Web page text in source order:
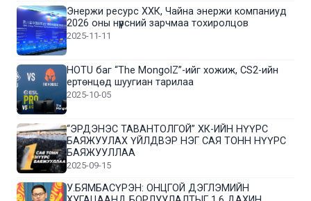
Энержи ресурс ХХК, Чайна энержи компаниуд
2026 оны нүүрсний зарчмаа тохиролцов
2025-11-11
HOTU баг “The MongolZ”-ийг хожиж, CS2-ийн
ертөнцөд шуугиан тарилаа
2025-10-05
“ЭРДЭНЭС ТАВАНТОЛГОЙ” ХК-ИЙН НҮҮРС
БАЯЖУУЛАХ ҮЙЛДВЭР НЭГ САЯ ТОНН НҮҮРС
БАЯЖУУЛЛАА
2025-09-15
У.БЯМБАСҮРЭН: ОНЦГОЙ ДЭГЛЭМИЙН